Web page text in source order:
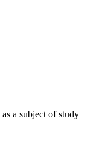
a subject of study